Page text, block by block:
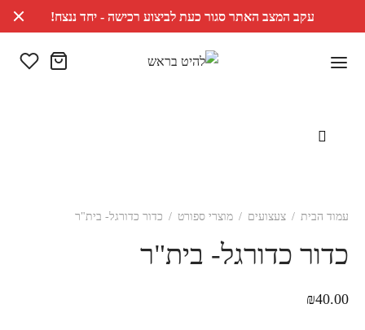
עקב המצב האתר סגור כעת לביצוע רכישה - יחד ננצח!
עמוד הבית / צעצועים / מוצרי ספורט / כדור כדורגל- בית"ר
כדור כדורגל- בית"ר
₪40.00